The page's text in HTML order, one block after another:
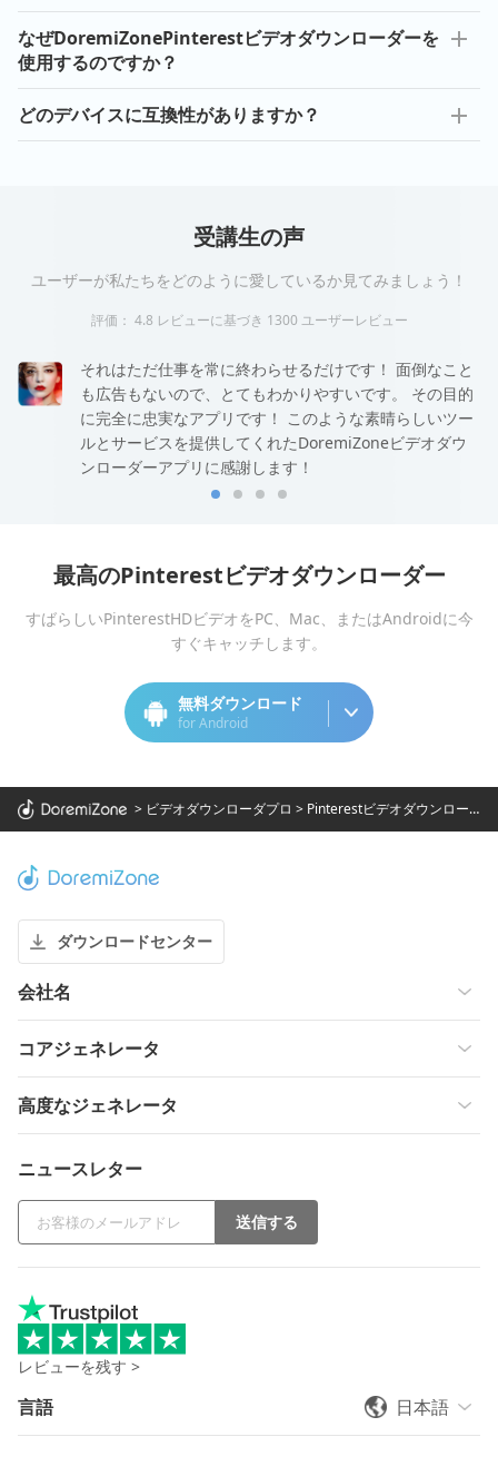
なぜDoremiZonePinterestビデオダウンローダーを
使用するのですか？
どのデバイスに互換性がありますか？
受講生の声
ユーザーが私たちをどのように愛しているか見てみましょう！
評価： 4.8 レビューに基づき 1300 ユーザーレビュー
それはただ仕事を常に終わらせるだけです！ 面倒なこと
も広告もないので、とてもわかりやすいです。 その目的
に完全に忠実なアプリです！ このような素晴らしいツー
ルとサービスを提供してくれたDoremiZoneビデオダウ
ンローダーアプリに感謝します！
最高のPinterestビデオダウンローダー
すばらしいPinterestHDビデオをPC、Mac、またはAndroidに今
すぐキャッチします。
無料ダウンロード
for Android
> ビデオダウンローダプロ > Pinterestビデオダウンローダー
ダウンロードセンター
会社名
コアジェネレータ
高度なジェネレータ
ニュースレター
送信する
レビューを残す >
言語 日本語